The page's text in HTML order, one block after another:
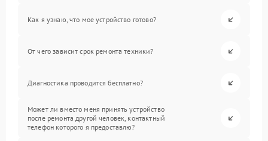
Как я узнаю, что мое устройство готово?
От чего зависит срок ремонта техники?
Диагностика проводится бесплатно?
Может ли вместо меня принять устройство
после ремонта другой человек, контактный
телефон которого я предоставлю?